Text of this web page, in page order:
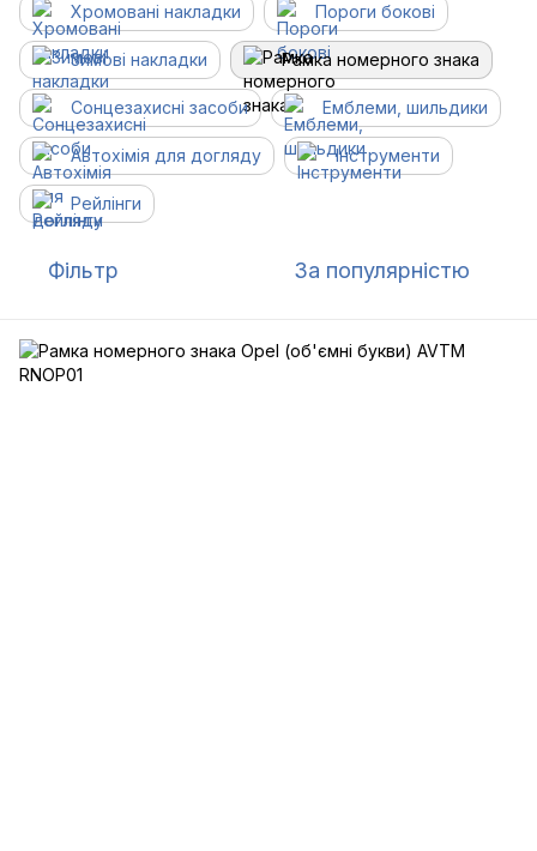
Хромовані накладки Пороги бокові
Зимові накладки Рамка номерного знака
Сонцезахисні засоби Емблеми, шильдики
Автохімія для догляду Інструменти
Рейлінги
Фільтр За популярністю